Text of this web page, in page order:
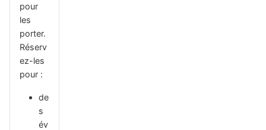
pour
les
porter.
Réserv
ez-les
pour :
de
s
év